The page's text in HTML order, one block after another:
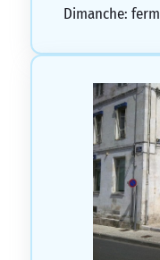
Dimanche: